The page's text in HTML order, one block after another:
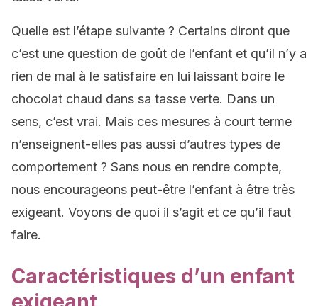
Quelle est l’étape suivante ? Certains diront que
c’est une question de goût de l’enfant et qu’il n’y a
rien de mal à le satisfaire en lui laissant boire le
chocolat chaud dans sa tasse verte. Dans un
sens, c’est vrai. Mais ces mesures à court terme
n’enseignent-elles pas aussi d’autres types de
comportement ? Sans nous en rendre compte,
nous encourageons peut-être l’enfant à être très
exigeant. Voyons de quoi il s’agit et ce qu’il faut
faire.
Caractéristiques d’un enfant